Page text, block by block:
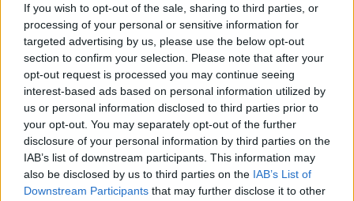
If you wish to opt-out of the sale, sharing to third parties, or
processing of your personal or sensitive information for
targeted advertising by us, please use the below opt-out
section to confirm your selection. Please note that after your
opt-out request is processed you may continue seeing
interest-based ads based on personal information utilized by
us or personal information disclosed to third parties prior to
your opt-out. You may separately opt-out of the further
disclosure of your personal information by third parties on the
IAB’s list of downstream participants. This information may
also be disclosed by us to third parties on the IAB’s List of
Downstream Participants that may further disclose it to other
commencent souvent à 7 ou 8 heures du matin et se
terminent après 19 ou 20 heures. Il y a une pause au milieu
de la journée, mais sa durée varie. L’un d’eux raconte : «
Certains jours, je travaille jusqu’à 14 heures, mais je n’ai
plus de travail avant 18 heures ». Un autre partage : «
Aujourd’hui, par exemple, j’ai travaillé une heure, de 8h30
à 9h30, puis je recommence de 15 heures à 19 heures.
C’est possible d’avoir seulement trois heures payées, mais
cela peut occuper toute votre journée! »